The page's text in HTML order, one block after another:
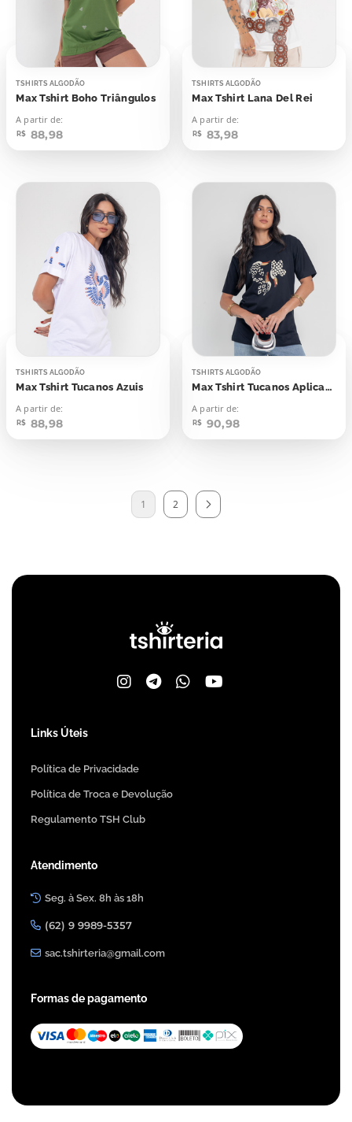
TSHIRTS ALGODÃO
Max Tshirt Boho Triângulos
A partir de:
R$ 88,98
TSHIRTS ALGODÃO
Max Tshirt Lana Del Rei
A partir de:
R$ 83,98
TSHIRTS ALGODÃO
Max Tshirt Tucanos Azuis
A partir de:
R$ 88,98
TSHIRTS ALGODÃO
Max Tshirt Tucanos Aplicação
A partir de:
R$ 90,98
1 2
Links Úteis
Política de Privacidade
Política de Troca e Devolução
Regulamento TSH Club
Atendimento
Seg. à Sex. 8h às 18h
(62) 9 9989-5357
sac.tshirteria@gmail.com
Formas de pagamento